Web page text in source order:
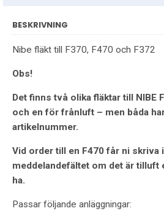
BESKRIVNING
Nibe fläkt till F370, F470 och F372
Obs!
Det finns två olika fläktar till NIBE
och en för frånluft – men båda
artikelnummer.
Vid order till en F470 får ni skriva
meddelandefältet om det är tilluft
ha.
Passar följande anläggningar: